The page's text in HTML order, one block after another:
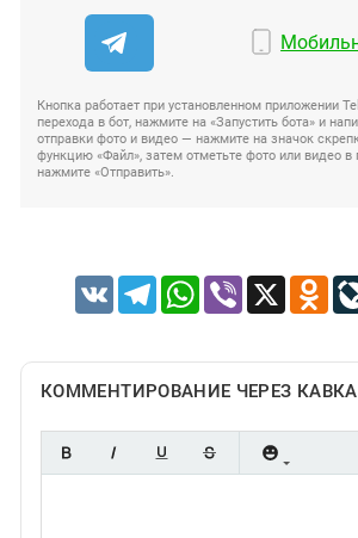
Кнопка работает при установленном приложении
перехода в бот, нажмите на «Запустить бота» и
отправки фото и видео — нажмите на значок
функцию «Файл», затем отметьте фото или видео в
нажмите «Отправить».
VK TelegramWhatsApp
Viber X
КОММЕНТИРОВАНИЕ ЧЕРЕЗ